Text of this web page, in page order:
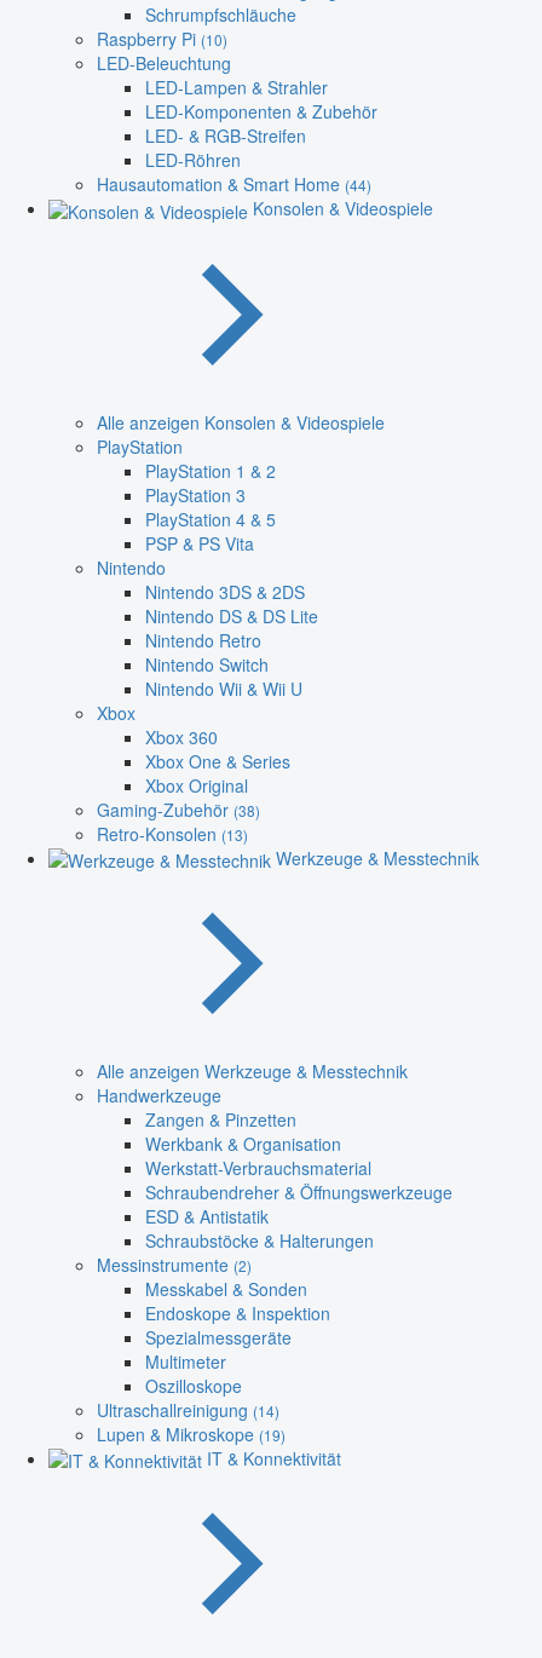
Schrumpfschläuche
Raspberry Pi (10)
LED-Beleuchtung
LED-Lampen & Strahler
LED-Komponenten & Zubehör
LED- & RGB-Streifen
LED-Röhren
Hausautomation & Smart Home (44)
Konsolen & Videospiele
Alle anzeigen Konsolen & Videospiele
PlayStation
PlayStation 1 & 2
PlayStation 3
PlayStation 4 & 5
PSP & PS Vita
Nintendo
Nintendo 3DS & 2DS
Nintendo DS & DS Lite
Nintendo Retro
Nintendo Switch
Nintendo Wii & Wii U
Xbox
Xbox 360
Xbox One & Series
Xbox Original
Gaming-Zubehör (38)
Retro-Konsolen (13)
Werkzeuge & Messtechnik
Alle anzeigen Werkzeuge & Messtechnik
Handwerkzeuge
Zangen & Pinzetten
Werkbank & Organisation
Werkstatt-Verbrauchsmaterial
Schraubendreher & Öffnungswerkzeuge
ESD & Antistatik
Schraubstöcke & Halterungen
Messinstrumente (2)
Messkabel & Sonden
Endoskope & Inspektion
Spezialmessgeräte
Multimeter
Oszilloskope
Ultraschallreinigung (14)
Lupen & Mikroskope (19)
IT & Konnektivität